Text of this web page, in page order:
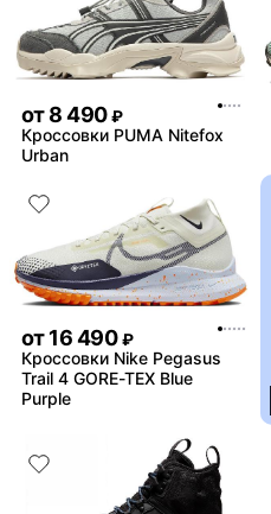
от8 490 ₽
Кроссовки PUMA Nitefox
Urban
от16 490 ₽
Кроссовки Nike Pegasus
Trail 4 GORE-TEX Blue
Purple